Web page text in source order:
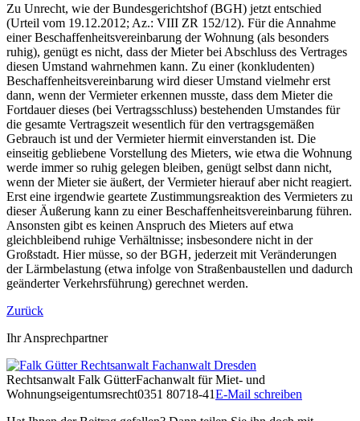
Zu Unrecht, wie der Bundesgerichtshof (BGH) jetzt entschied
(Urteil vom 19.12.2012; Az.: VIII ZR 152/12). Für die Annahme
einer Beschaffenheitsvereinbarung der Wohnung (als besonders
ruhig), genügt es nicht, dass der Mieter bei Abschluss des Vertrages
diesen Umstand wahrnehmen kann. Zu einer (konkludenten)
Beschaffenheitsvereinbarung wird dieser Umstand vielmehr erst
dann, wenn der Vermieter erkennen musste, dass dem Mieter die
Fortdauer dieses (bei Vertragsschluss) bestehenden Umstandes für
die gesamte Vertragszeit wesentlich für den vertragsgemäßen
Gebrauch ist und der Vermieter hiermit einverstanden ist. Die
einseitig gebliebene Vorstellung des Mieters, wie etwa die Wohnung
werde immer so ruhig gelegen bleiben, genügt selbst dann nicht,
wenn der Mieter sie äußert, der Vermieter hierauf aber nicht reagiert.
Erst eine irgendwie geartete Zustimmungsreaktion des Vermieters zu
dieser Äußerung kann zu einer Beschaffenheitsvereinbarung führen.
Ansonsten gibt es keinen Anspruch des Mieters auf etwa
gleichbleibend ruhige Verhältnisse; insbesondere nicht in der
Großstadt. Hier müsse, so der BGH, jederzeit mit Veränderungen
der Lärmbelastung (etwa infolge von Straßenbaustellen und dadurch
geänderter Verkehrsführung) gerechnet werden.
Zurück
Ihr Ansprechpartner
Rechtsanwalt Falk GütterFachanwalt für Miet- und
Wohnungseigentumsrecht0351 80718-41E-Mail schreiben